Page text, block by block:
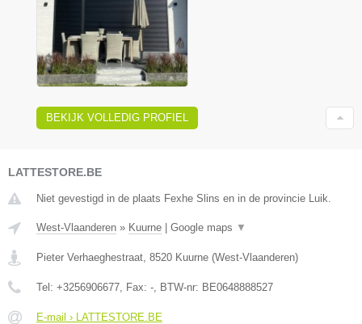
BEKIJK VOLLEDIG PROFIEL
LATTESTORE.BE
Niet gevestigd in de plaats Fexhe Slins en in de provincie Luik.
West-Vlaanderen » Kuurne Google maps ▼
Pieter Verhaeghestraat 8520 Kuurne (West-Vlaanderen)
Tel: +3256906677 , Fax: - , BTW-nr: BE0648888527
E-mail › LATTESTORE.BE